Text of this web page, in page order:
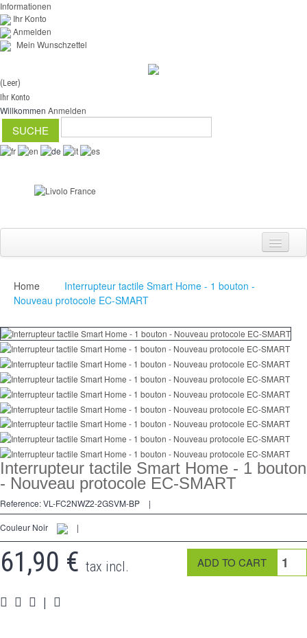
Informationen
Ihr Konto
Anmelden
Mein Wunschzettel
(Leer)
Ihr Konto
Willkommen Anmelden
Schalter
Kreuzschalters
Steckdose
Zubehör
Pièces
Medien
Programme Revendeur - LIVOLO France Site Officiel
Home
Interrupteur tactile Smart Home - 1 bouton -
Nouveau protocole EC-SMART
Interrupteur tactile Smart Home - 1 bouton
- Nouveau protocole EC-SMART
Reference:VL-FC2NWZ2-2GSVM-BP |
Couleur Noir |
61,90 € tax incl.
|